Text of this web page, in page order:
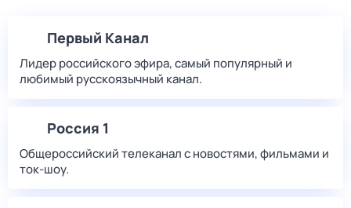
Первый Канал
Лидер российского эфира, самый популярный и
любимый русскоязычный канал.
Россия 1
Общероссийский телеканал с новостями, фильмами и
ток-шоу.